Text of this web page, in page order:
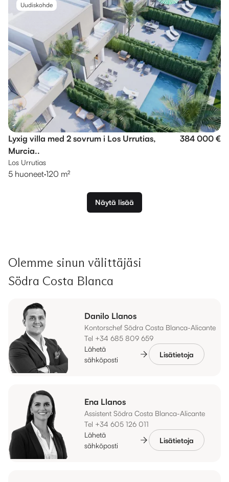
Uudiskohde
Lyxig villa med 2 sovrum i Los Urrutias,
Murcia..
384 000 €
Los Urrutias
5 huoneet·120 m²
Näytä lisää
Olemme sinun välittäjäsi
Södra Costa Blanca
Danilo Llanos
Kontorschef Södra Costa Blanca-Alicante
Tel +34 685 809 659
Lähetä
sähköposti
Lisätietoja
Ena Llanos
Assistent Södra Costa Blanca-Alicante
Tel +34 605 126 011
Lähetä
sähköposti
Lisätietoja